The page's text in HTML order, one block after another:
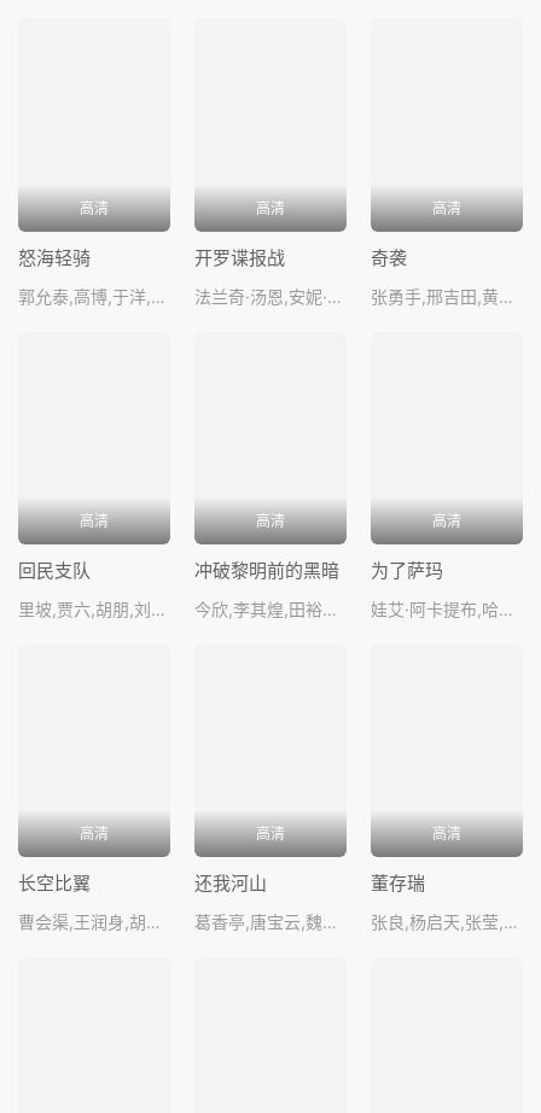
高清
怒海轻骑
郭允泰,高博,于洋,李景波,魏
高清
开罗谍报战
法兰奇·汤恩,安妮·巴克斯特,阿基姆·坦米罗夫,埃里克·冯·施特罗海姆
高清
奇袭
张勇手,邢吉田,黄焕光,曲云,张钟
高清
回民支队
里坡,贾六,胡朋,刘季云
高清
冲破黎明前的黑暗
今欣,李其煌,田裕民,高保成,席德
高清
为了萨玛
娃艾·阿卡提布,哈姆扎·哈蒂卜,萨玛·阿勒·哈蒂卜
高清
长空比翼
曹会渠,王润身,胡旭,王仁,张伏
高清
还我河山
葛香亭,唐宝云,魏苏,傅碧辉
高清
董存瑞
张良,杨启天,张莹,周凋,张